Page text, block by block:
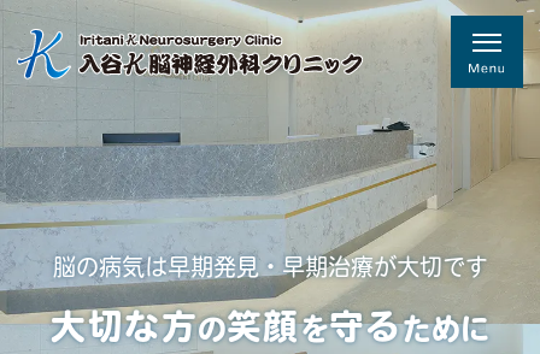
脳の病気は早期発見・早期治療が大切です
大切な方の笑顔を守るために